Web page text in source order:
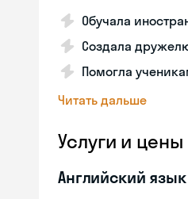
Обучала
Создала
Помогла
Читать дальше
Услуги и цены
Английский язык